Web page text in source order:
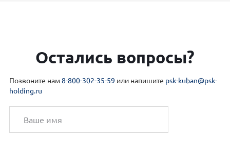
Остались вопросы?
Позвоните нам8-800-302-35-59 или напишите psk-kuban@psk-
holding.ru